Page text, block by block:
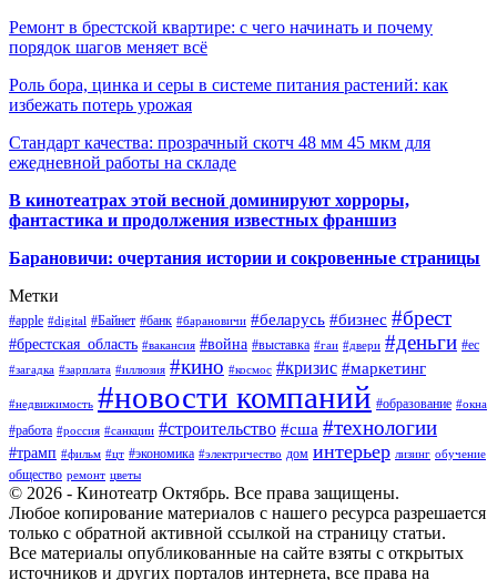
Ремонт в брестской квартире: с чего начинать и почему
порядок шагов меняет всё
Роль бора, цинка и серы в системе питания растений: как
избежать потерь урожая
Стандарт качества: прозрачный скотч 48 мм 45 мкм для
ежедневной работы на складе
В кинотеатрах этой весной доминируют хорроры,
фантастика и продолжения известных франшиз
Барановичи: очертания истории и сокровенные страницы
Метки
#apple #digital #Байнет #банк #барановичи #беларусь #бизнес #брест
#брестская_область #вакансия #война #выставка #гаи #двери #деньги #ес
#загадка #зарплата #иллюзия #кино #космос #кризис #маркетинг
#недвижимость #новости компаний #образование #окна
#работа #россия #санкции #строительство #сша #технологии
#трамп #фильм #цт #экономика #электричество дом интерьер лизинг обучение
общество ремонт цветы
© 2026 - Кинотеатр Октябрь. Все права защищены.
Любое копирование материалов с нашего ресурса разрешается
только с обратной активной ссылкой на страницу статьи.
Все материалы опубликованные на сайте взяты с открытых
источников и других порталов интернета, все права на